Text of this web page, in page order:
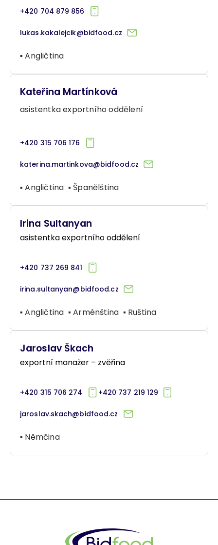
+420 704 879 856
lukas.kakalejcik@bidfood.cz
▪ Angličtina
Kateřina Martínková
asistentka exportního oddělení
+420 315 706 176
katerina.martinkova@bidfood.cz
▪ Angličtina ▪ Španělština
Irina Sultanyan
asistentka exportního oddělení
+420 737 269 841
irina.sultanyan@bidfood.cz
▪ Angličtina ▪ Arménština ▪ Ruština
Jaroslav Škach
exportní manažer – zvěřina
+420 315 706 274 +420 737 219 129
jaroslav.skach@bidfood.cz
▪ Němčina